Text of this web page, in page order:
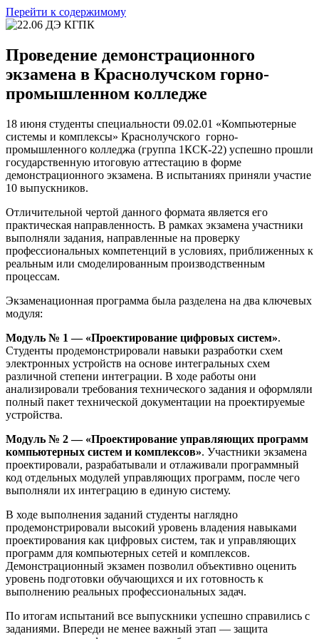
Перейти к содержимому
Проведение демонстрационного
экзамена в Краснолучском горно-
промышленном колледже
18 июня студенты специальности 09.02.01 «Компьютерные
системы и комплексы» Краснолучского горно-
промышленного колледжа (группа 1КСК-22) успешно прошли
государственную итоговую аттестацию в форме
демонстрационного экзамена. В испытаниях приняли участие
10 выпускников.
Отличительной чертой данного формата является его
практическая направленность. В рамках экзамена участники
выполняли задания, направленные на проверку
профессиональных компетенций в условиях, приближенных к
реальным или смоделированным производственным
процессам.
Экзаменационная программа была разделена на два ключевых
модуля:
Модуль № 1 — «Проектирование цифровых систем».
Студенты продемонстрировали навыки разработки схем
электронных устройств на основе интегральных схем
различной степени интеграции. В ходе работы они
анализировали требования технического задания и оформляли
полный пакет технической документации на проектируемые
устройства.
Модуль № 2 — «Проектирование управляющих программ
компьютерных систем и комплексов». Участники экзамена
проектировали, разрабатывали и отлаживали программный
код отдельных модулей управляющих программ, после чего
выполняли их интеграцию в единую систему.
В ходе выполнения заданий студенты наглядно
продемонстрировали высокий уровень владения навыками
проектирования как цифровых систем, так и управляющих
программ для компьютерных сетей и комплексов.
Демонстрационный экзамен позволил объективно оценить
уровень подготовки обучающихся и их готовность к
выполнению реальных профессиональных задач.
По итогам испытаний все выпускники успешно справились с
заданиями. Впереди не менее важный этап — защита